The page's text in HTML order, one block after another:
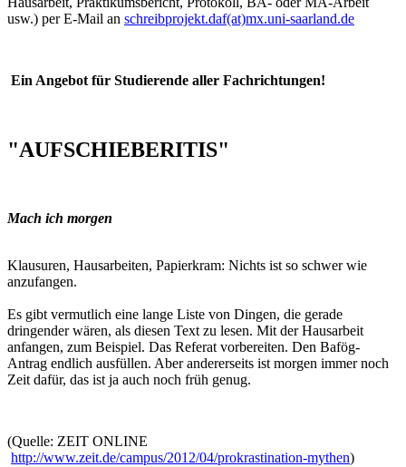
usw.) per E-Mail an schreibprojekt.daf(at)mx.uni-saarland.de
Ein Angebot für Studierende aller Fachrichtungen!
"AUFSCHIEBERITIS"
Mach ich morgen
Klausuren, Hausarbeiten, Papierkram: Nichts ist so schwer wie
anzufangen.
Es gibt vermutlich eine lange Liste von Dingen, die gerade
dringender wären, als diesen Text zu lesen. Mit der Hausarbeit
anfangen, zum Beispiel. Das Referat vorbereiten. Den Bafög-
Antrag endlich ausfüllen. Aber andererseits ist morgen immer noch
Zeit dafür, das ist ja auch noch früh genug.
(Quelle: ZEIT ONLINE
http://www.zeit.de/campus/2012/04/prokrastination-mythen)